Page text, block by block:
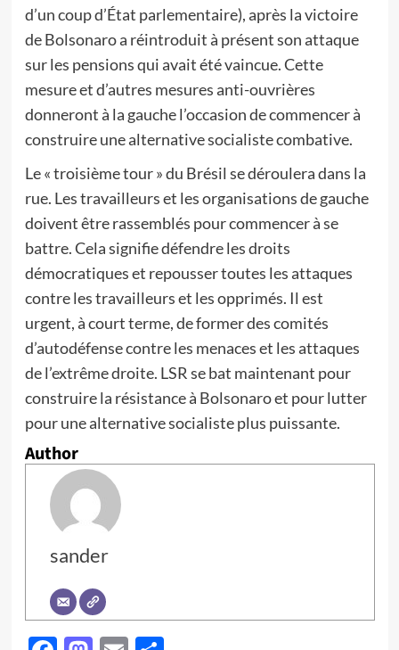
d’un coup d’État parlementaire), après la victoire
de Bolsonaro a réintroduit à présent son attaque
sur les pensions qui avait été vaincue. Cette
mesure et d’autres mesures anti-ouvrières
donneront à la gauche l’occasion de commencer à
construire une alternative socialiste combative.
Le « troisième tour » du Brésil se déroulera dans la
rue. Les travailleurs et les organisations de gauche
doivent être rassemblés pour commencer à se
battre. Cela signifie défendre les droits
démocratiques et repousser toutes les attaques
contre les travailleurs et les opprimés. Il est
urgent, à court terme, de former des comités
d’autodéfense contre les menaces et les attaques
de l’extrême droite. LSR se bat maintenant pour
construire la résistance à Bolsonaro et pour lutter
pour une alternative socialiste plus puissante.
Author
sander